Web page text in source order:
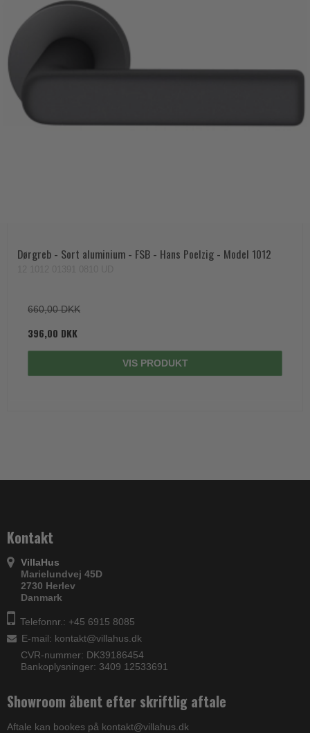
Dørgreb - Sort aluminium - FSB - Hans Poelzig - Model 1012
660,00 DKK
396,00 DKK
VIS PRODUKT
Kontakt
VillaHus
Marielundvej 45D
2730 Herlev
Danmark
Telefonnr.: +45 6915 8085
E-mail: kontakt@villahus.dk
CVR-nummer: DK39186454
Bankoplysninger: 3409 12533691
Showroom åbent efter skriftlig aftale
Aftale kan bookes på kontakt@villahus.dk